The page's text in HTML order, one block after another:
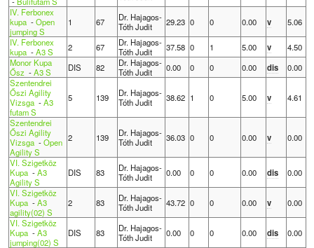
IV. Ferbonex
kupa-Open
jumping S
1 67
Dr. Hajagos-
Tóth Judit
29.23 0 0 0.00 v
5.06
IV. Ferbonex
kupa-A3 S 2 67
Dr. Hajagos-
Tóth Judit
37.58 0 1 5.00 v
4.50
Monor Kupa
Ősz-A3 S DIS 82
Dr. Hajagos-
Tóth Judit
0.00 0 0 0.00 dis
0.00
Szentendrei
Őszi Agility
Vizsga-A3
futam S
5 139
Dr. Hajagos-
Tóth Judit
38.62 1 0 5.00 v 4.61
Szentendrei
Őszi Agility
Vizsga-Open
Agility S
2 139
Dr. Hajagos-
Tóth Judit
36.03 0 0 0.00 v 0.00
VI. Szigetköz
Kupa-A3
Agility S
DIS 83
Dr. Hajagos-
Tóth Judit
0.00 0 0 0.00 dis
0.00
VI. Szigetköz
Kupa-A3
agility(02) S
2 83
Dr. Hajagos-
Tóth Judit
43.72 0 0 0.00 v
0.00
VI. Szigetköz
Kupa-A3
jumping(02) S
DIS 83
Dr. Hajagos-
Tóth Judit
0.00 0 0 0.00 dis
0.00